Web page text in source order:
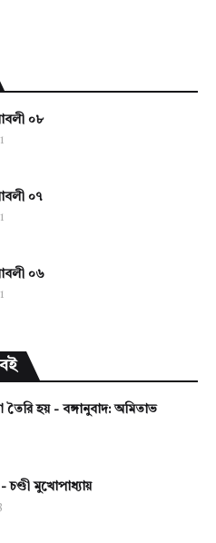
০৮
০৭
০৬
তৈরি হয় - বঙ্গানুবাদ: অমিতাভ
চণ্ডী মুখোপাধ্যায়